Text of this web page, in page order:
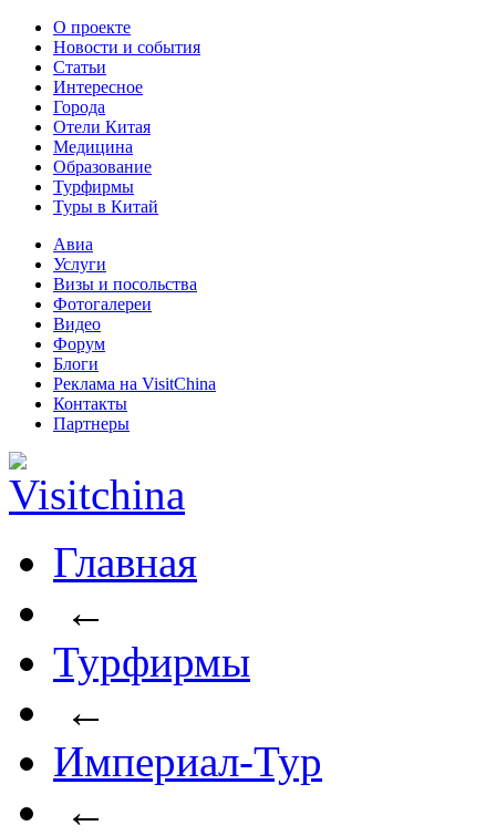
О проекте
Новости и события
Статьи
Интересное
Города
Отели Китая
Медицина
Образование
Турфирмы
Туры в Китай
Авиа
Услуги
Визы и посольства
Фотогалереи
Видео
Форум
Блоги
Реклама на VisitChina
Контакты
Партнеры
Главная
←
Турфирмы
←
Империал-Тур
←